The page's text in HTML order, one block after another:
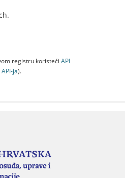
registru koristeći API
jа).